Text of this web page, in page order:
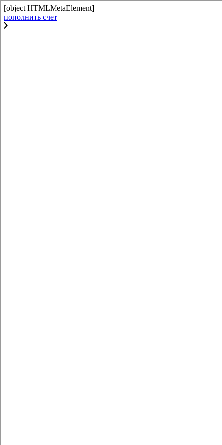
[object HTMLMetaElement]
пополнить счет